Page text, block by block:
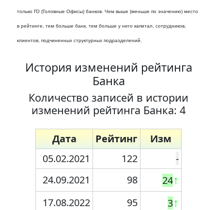
только ГО (Головные Офисы) банков. Чем выше (меньше по значению) место
в рейтинге, тем больше банк, тем больше у него капитал, сотрудников,
клиентов, подчиненных структурных подразделений.
История изменений рейтинга
Банка
Количество записей в истории
изменений рейтинга Банка: 4
Дата Рейтинг
Изм
05.02.2021
122
-
24.09.2021
98 24↑
17.08.2022
95 3↑